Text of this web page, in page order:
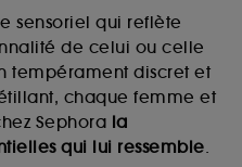
sensoriel qui reflète
de celui ou celle
tempérament discret et
chaque femme et
Sephora la
qui lui ressemble.